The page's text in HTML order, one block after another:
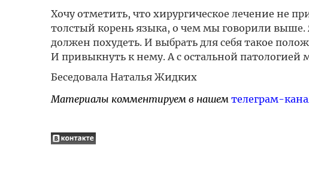
Хочу отметить, что хирургическое лечение не
толстый корень языка, о чем мы говорили
должен похудеть. И выбрать для себя такое
И привыкнуть к нему. А с остальной патологией
Беседовала Наталья Жидких
Материалы комментируем в нашем телеграм-